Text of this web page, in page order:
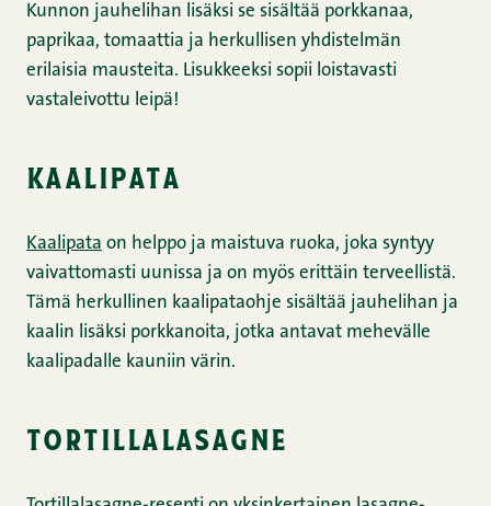
Kunnon jauhelihan lisäksi se sisältää porkkanaa,
paprikaa, tomaattia ja herkullisen yhdistelmän
erilaisia mausteita. Lisukkeeksi sopii loistavasti
vastaleivottu leipä!
kaalipata
Kaalipata on helppo ja maistuva ruoka, joka syntyy
vaivattomasti uunissa ja on myös erittäin terveellistä.
Tämä herkullinen kaalipataohje sisältää jauhelihan ja
kaalin lisäksi porkkanoita, jotka antavat mehevälle
kaalipadalle kauniin värin.
tortillalasagne